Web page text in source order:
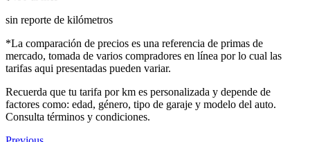
sin reporte de kilómetros
*La comparación de precios es una referencia de primas de
mercado, tomada de varios compradores en línea por lo cual las
tarifas aqui presentadas pueden variar.
Recuerda que tu tarifa por km es personalizada y depende de
factores como: edad, género, tipo de garaje y modelo del auto.
Consulta términos y condiciones.